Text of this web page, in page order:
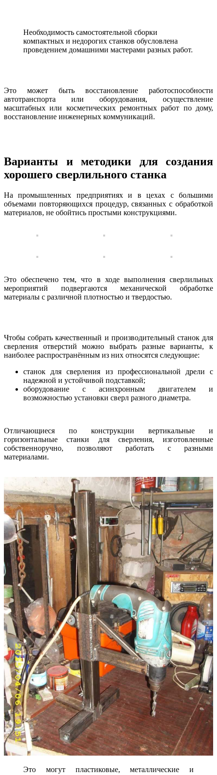
Необходимость самостоятельной сборки
компактных и недорогих станков обусловлена
проведением домашними мастерами разных работ.
Это может быть восстановление работоспособности
автотранспорта или оборудования, осуществление
масштабных или косметических ремонтных работ по дому,
восстановление инженерных коммуникаций.
Варианты и методики для создания
хорошего сверлильного станка
На промышленных предприятиях и в цехах с большими
объемами повторяющихся процедур, связанных с обработкой
материалов, не обойтись простыми конструкциями.
Это обеспечено тем, что в ходе выполнения сверлильных
мероприятий подвергаются механической обработке
материалы с различной плотностью и твердостью.
Чтобы собрать качественный и производительный станок для
сверления отверстий можно выбрать разные варианты, к
наиболее распространённым из них относятся следующие:
станок для сверления из профессиональной дрели с
надежной и устойчивой подставкой;
оборудование с асинхронным двигателем и
возможностью установки сверл разного диаметра.
Отличающиеся по конструкции вертикальные и
горизонтальные станки для сверления, изготовленные
собственноручно, позволяют работать с разными
материалами.
Это могут пластиковые, металлические и